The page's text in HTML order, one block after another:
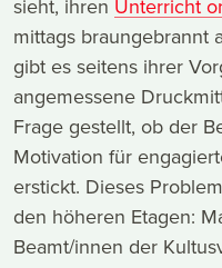
sieht, ihren Unterricht
mittags braungebrannt
gibt es seitens ihrer
angemessene
Frage gestellt, ob der
Motivation für
erstickt. Dieses
den höheren Etagen:
Beamt/innen der